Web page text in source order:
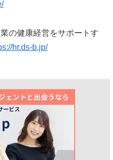
の健康経営をサポートす
hr.ds-b.jp/